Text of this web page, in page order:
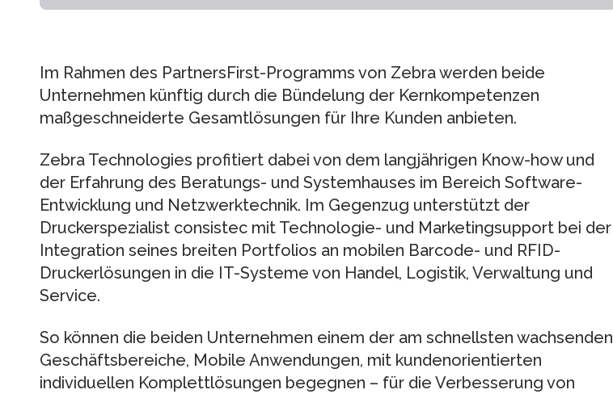
Im Rahmen des PartnersFirst-Programms von Zebra werden beide
Unternehmen künftig durch die Bündelung der Kernkompetenzen
maßgeschneiderte Gesamtlösungen für Ihre Kunden anbieten.
Zebra Technologies profitiert dabei von dem langjährigen Know-how und
der Erfahrung des Beratungs- und Systemhauses im Bereich Software-
Entwicklung und Netzwerktechnik. Im Gegenzug unterstützt der
Druckerspezialist consistec mit Technologie- und Marketingsupport bei der
Integration seines breiten Portfolios an mobilen Barcode- und RFID-
Druckerlösungen in die IT-Systeme von Handel, Logistik, Verwaltung und
Service.
So können die beiden Unternehmen einem der am schnellsten wachsenden
Geschäftsbereiche, Mobile Anwendungen, mit kundenorientierten
individuellen Komplettlösungen begegnen – für die Verbesserung von